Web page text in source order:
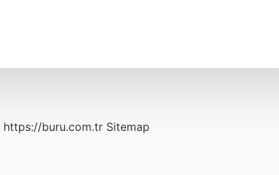
https://buru.com.tr Sitemap